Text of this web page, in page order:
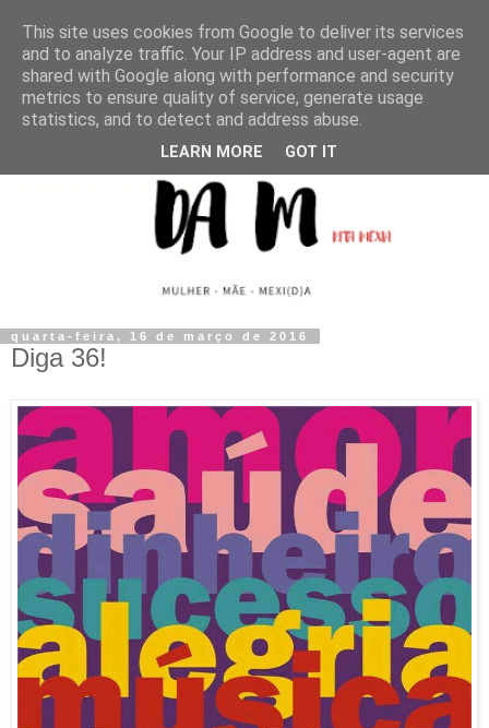
quarta-feira, 16 de março de 2016
Diga 36!
This site uses cookies from Google to deliver its services
and to analyze traffic. Your IP address and user-agent are
shared with Google along with performance and security
metrics to ensure quality of service, generate usage
statistics, and to detect and address abuse.
LEARN MORE GOT IT